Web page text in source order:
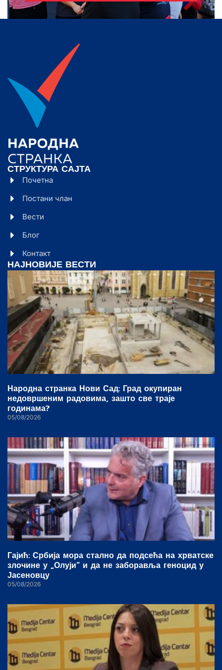
СТРУКТУРА САЈТА
Почетна
Постани члан
Вести
Блог
Контакт
НАЈНОВИЈЕ ВЕСТИ
Народна странка Нови Сад: Град окупиран
недовршеним радовима, зашто све траје
годинама?
05/08/2026
Гајић: Србија мора стално да подсећа на хрватске
злочине у „Олуји“ и да не заборавља геноцид у
Јасеновцу
05/08/2026